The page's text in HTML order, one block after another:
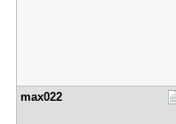
max022